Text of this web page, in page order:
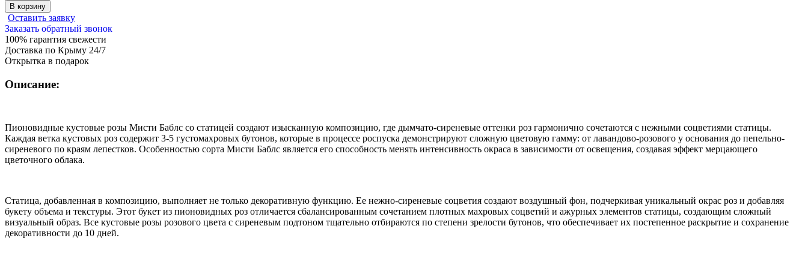
В корзину
Оставить заявку
Заказать обратный звонок
100% гарантия свежести
Доставка по Крыму 24/7
Открытка в подарок
Описание:
Пионовидные кустовые розы Мисти Баблс со статицей создают изысканную композицию, где дымчато-сиреневые оттенки роз гармонично сочетаются с нежными соцветиями статицы.
Каждая ветка кустовых роз содержит 3-5 густомахровых бутонов, которые в процессе роспуска демонстрируют сложную цветовую гамму: от лавандово-розового у основания до пепельно-
сиреневого по краям лепестков. Особенностью сорта Мисти Баблс является его способность менять интенсивность окраса в зависимости от освещения, создавая эффект мерцающего
цветочного облака.
Статица, добавленная в композицию, выполняет не только декоративную функцию. Ее нежно-сиреневые соцветия создают воздушный фон, подчеркивая уникальный окрас роз и добавляя
букету объема и текстуры. Этот букет из пионовидных роз отличается сбалансированным сочетанием плотных махровых соцветий и ажурных элементов статицы, создающим сложный
визуальный образ. Все кустовые розы розового цвета с сиреневым подтоном тщательно отбираются по степени зрелости бутонов, что обеспечивает их постепенное раскрытие и сохранение
декоративности до 10 дней.